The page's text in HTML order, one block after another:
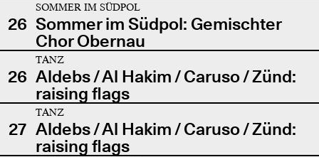
26
SOMMER IM SÜDPOL
Sommer im Südpol: Gemischter
Chor Obernau
26
TANZ
Aldebs / Al Hakim / Caruso / Zünd:
raising flags
27
TANZ
Aldebs / Al Hakim / Caruso / Zünd:
raising flags